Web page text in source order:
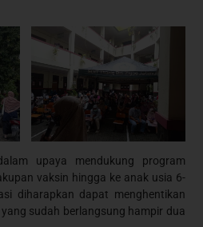
upaya mendukung program
vaksin hingga ke anak usia 6-
diharapkan dapat menghentikan
sudah berlangsung hampir dua